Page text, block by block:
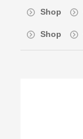
Shop
Shop